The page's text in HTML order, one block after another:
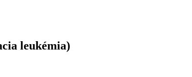
leukémia)